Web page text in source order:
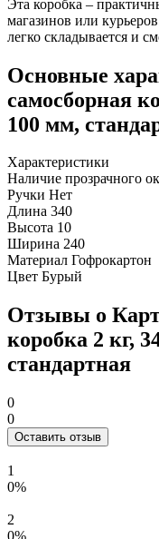
Эта коробка –
магазинов или
легко складывается и
Основные
самосборная
100 мм,
Характеристики
Наличие прозрачного
Ручки Нет
Длина 340
Высота 10
Ширина 240
Материал Гофрокартон
Цвет Бурый
Отзывы о
коробка 2 кг,
стандартная
0
0
Оставить отзыв
1
0%
2